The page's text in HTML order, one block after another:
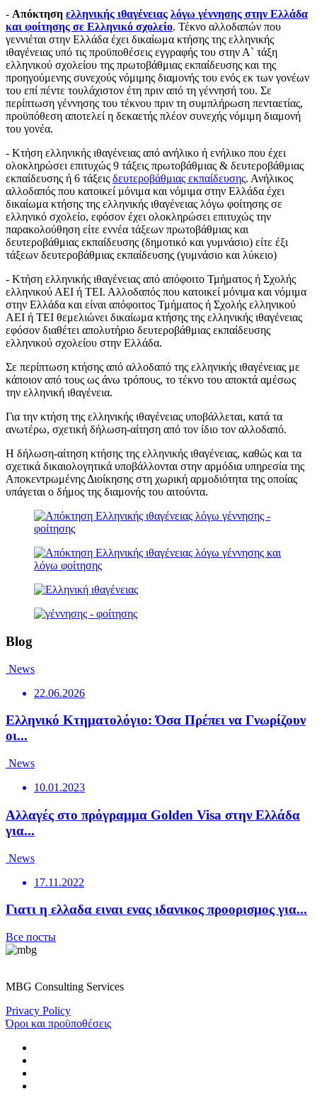
- Απόκτηση ελληνικής ιθαγένειας λόγω γέννησης στην Ελλάδα
και φοίτησης σε Ελληνικό σχολείο. Τέκνο αλλοδαπών που
γεννιέται στην Ελλάδα έχει δικαίωμα κτήσης της ελληνικής
ιθαγένειας υπό τις προϋποθέσεις εγγραφής του στην Α` τάξη
ελληνικού σχολείου της πρωτοβάθμιας εκπαίδευσης και της
προηγούμενης συνεχούς νόμιμης διαμονής του ενός εκ των γονέων
του επί πέντε τουλάχιστον έτη πριν από τη γέννησή του. Σε
περίπτωση γέννησης του τέκνου πριν τη συμπλήρωση πενταετίας,
προϋπόθεση αποτελεί η δεκαετής πλέον συνεχής νόμιμη διαμονή
του γονέα.
- Κτήση ελληνικής ιθαγένειας από ανήλικο ή ενήλικο που έχει
ολοκληρώσει επιτυχώς 9 τάξεις πρωτοβάθμιας & δευτεροβάθμιας
εκπαίδευσης ή 6 τάξεις δευτεροβάθμιας εκπαίδευσης. Ανήλικος
αλλοδαπός που κατοικεί μόνιμα και νόμιμα στην Ελλάδα έχει
δικαίωμα κτήσης της ελληνικής ιθαγένειας λόγω φοίτησης σε
ελληνικό σχολείο, εφόσον έχει ολοκληρώσει επιτυχώς την
παρακολούθηση είτε εννέα τάξεων πρωτοβάθμιας και
δευτεροβάθμιας εκπαίδευσης (δημοτικό και γυμνάσιο) είτε έξι
τάξεων δευτεροβάθμιας εκπαίδευσης (γυμνάσιο και λύκειο)
- Κτήση ελληνικής ιθαγένειας από απόφοιτο Τμήματος ή Σχολής
ελληνικού ΑΕΙ ή ΤΕΙ. Αλλοδαπός που κατοικεί μόνιμα και νόμιμα
στην Ελλάδα και είναι απόφοιτος Τμήματος ή Σχολής ελληνικού
ΑΕΙ ή ΤΕΙ θεμελιώνει δικαίωμα κτήσης της ελληνικής ιθαγένειας
εφόσον διαθέτει απολυτήριο δευτεροβάθμιας εκπαίδευσης
ελληνικού σχολείου στην Ελλάδα.
Σε περίπτωση κτήσης από αλλοδαπό της ελληνικής ιθαγένειας με
κάποιον από τους ως άνω τρόπους, το τέκνο του αποκτά αμέσως
την ελληνική ιθαγένεια.
Για την κτήση της ελληνικής ιθαγένειας υποβάλλεται, κατά τα
ανωτέρω, σχετική δήλωση-αίτηση από τον ίδιο τον αλλοδαπό.
Η δήλωση-αίτηση κτήσης της ελληνικής ιθαγένειας, καθώς και τα
σχετικά δικαιολογητικά υποβάλλονται στην αρμόδια υπηρεσία της
Αποκεντρωμένης Διοίκησης στη χωρική αρμοδιότητα της οποίας
υπάγεται ο δήμος της διαμονής του αιτούντα.
Blog
News
22.06.2026
Ελληνικό Κτηματολόγιο: Όσα Πρέπει να Γνωρίζουν
οι...
News
10.01.2023
Αλλαγές στο πρόγραμμα Golden Visa στην Ελλάδα
για...
News
17.11.2022
Γιατι η ελλαδα ειναι ενας ιδανικος προορισμος για...
Все посты
MBG Consulting Services
Privacy Policy
Όροι και προϋποθέσεις